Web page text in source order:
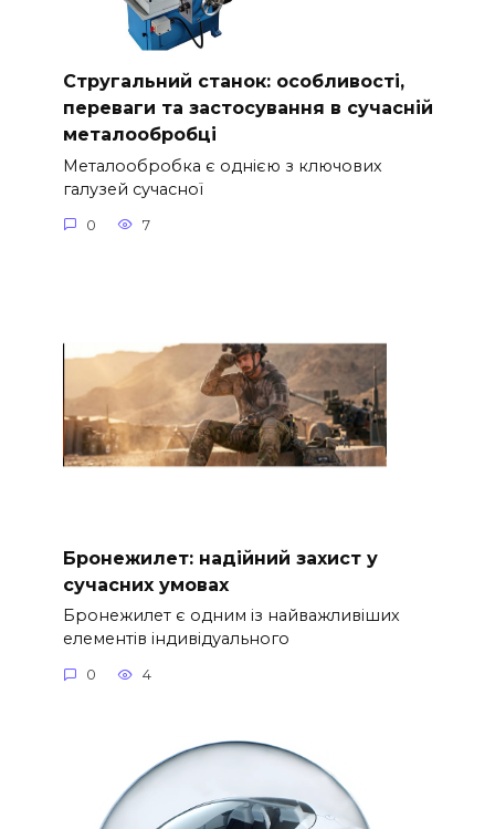
Стругальний станок: особливості,
переваги та застосування в сучасній
металообробці
Металообробка є однією з ключових
галузей сучасної
0 7
Бронежилет: надійний захист у
сучасних умовах
Бронежилет є одним із найважливіших
елементів індивідуального
0 4